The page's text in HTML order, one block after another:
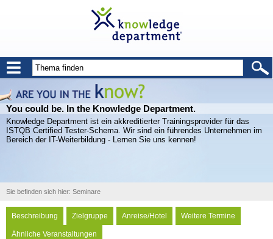
You could be. In the Knowledge Department.
Knowledge Department ist ein akkreditierter Trainingsprovider für das
ISTQB Certified Tester-Schema. Wir sind ein führendes Unternehmen im
Bereich der IT-Weiterbildung - Lernen Sie uns kennen!
Sie befinden sich hier: Seminare
Beschreibung Zielgruppe Anreise/Hotel Weitere Termine
Ähnliche Veranstaltungen